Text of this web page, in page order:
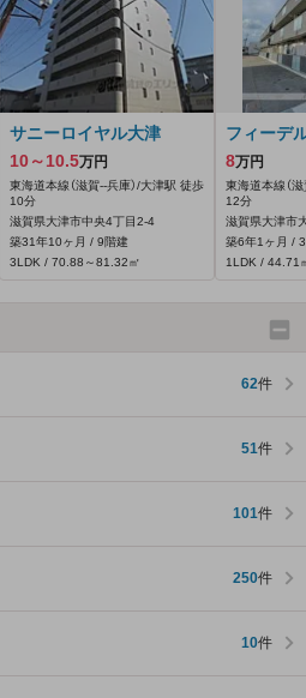
サニーロイヤル大津
10～10.5万円
東海道本線（滋賀--兵庫）/大津駅 徒歩
10分
滋賀県大津市中央4丁目2-4
築31年10ヶ月 / 9階建
3LDK / 70.88～81.32㎡
フィーデ
8万円
東海道本線（
12分
滋賀県大津市
築6年1ヶ月 /
1LDK / 44.71
62件
51件
101件
250件
10件